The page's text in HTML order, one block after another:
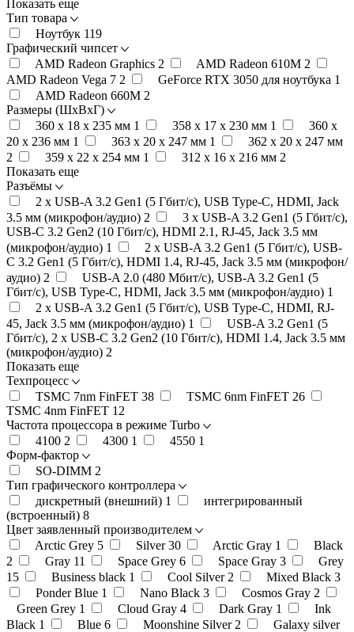
Показать еще
Тип товара
Ноутбук 119
Графический чипсет
AMD Radeon Graphics 2 AMD Radeon 610M 2
AMD Radeon Vega 7 2 GeForce RTX 3050 для ноутбука 1
AMD Radeon 660M 2
Размеры (ШхВхГ)
360 x 18 x 235 мм 1 358 x 17 x 230 мм 1
360 x
20 x 236 мм 1 363 x 20 x 247 мм 1
362 x 20 x 247 мм
2
359 x 22 x 254 мм 1 312 x 16 x 216 мм 2
Показать еще
Разъёмы
2 x USB-A 3.2 Gen1 (5 Гбит/с), USB Type-C, HDMI, Jack
3.5 мм (микрофон/аудио) 2
3 x USB-A 3.2 Gen1 (5 Гбит/с),
USB-C 3.2 Gen2 (10 Гбит/с), HDMI 2.1, RJ-45, Jack 3.5 мм
(микрофон/аудио) 1
2 x USB-A 3.2 Gen1 (5 Гбит/с), USB-
C 3.2 Gen1 (5 Гбит/с), HDMI 1.4, RJ-45, Jack 3.5 мм (микрофон/
аудио) 2
USB-A 2.0 (480 Мбит/с), USB-A 3.2 Gen1 (5
Гбит/с), USB Type-C, HDMI, Jack 3.5 мм (микрофон/аудио) 1
2 x USB-A 3.2 Gen1 (5 Гбит/с), USB Type-C, HDMI, RJ-
45, Jack 3.5 мм (микрофон/аудио) 1
USB-A 3.2 Gen1 (5
Гбит/с), 2 x USB-C 3.2 Gen2 (10 Гбит/с), HDMI 1.4, Jack 3.5 мм
(микрофон/аудио) 2
Показать еще
Техпроцесс
TSMC 7nm FinFET 38 TSMC 6nm FinFET 26
TSMC 4nm FinFET 12
Частота процессора в режиме Turbo
4100 2 4300 1 4550 1
Форм-фактор
SO-DIMM 2
Тип графического контроллера
дискретный (внешний) 1
интегрированный
(встроенный) 8
Цвет заявленный производителем
Arctic Grey 5 Silver30 Arctic Gray 1
Black
2
Gray 11 Space Grey 6 Space Gray 3
Grey
15
Business black 1 Cool Silver 2 Mixed Black 3
Ponder Blue 1 Nano Black 3 Cosmos Gray 2
Green Grey 1 Cloud Gray 4 Dark Gray 1
Ink
Black 1 Blue 6 Moonshine Silver 2
Galaxy silver